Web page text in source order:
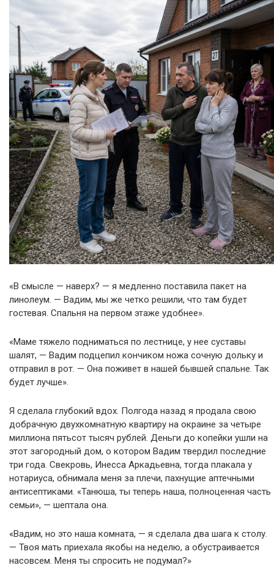
«В смысле — наверх? — я медленно поставила пакет на
линолеум. — Вадим, мы же четко решили, что там будет
гостевая. Спальня на первом этаже удобнее».
«Маме тяжело подниматься по лестнице, у нее суставы
шалят, — Вадим подцепил кончиком ножа сочную дольку и
отправил в рот. — Она поживет в нашей бывшей спальне. Так
будет лучше».
Я сделала глубокий вдох. Полгода назад я продала свою
добрачную двухкомнатную квартиру на окраине за четыре
миллиона пятьсот тысяч рублей. Деньги до копейки ушли на
этот загородный дом, о котором Вадим твердил последние
три года. Свекровь, Инесса Аркадьевна, тогда плакала у
нотариуса, обнимала меня за плечи, пахнущие аптечными
антисептиками. «Танюша, ты теперь наша, полноценная часть
семьи», — шептала она.
«Вадим, но это наша комната, — я сделала два шага к столу.
— Твоя мать приехала якобы на неделю, а обустраивается
насовсем. Меня ты спросить не подумал?»